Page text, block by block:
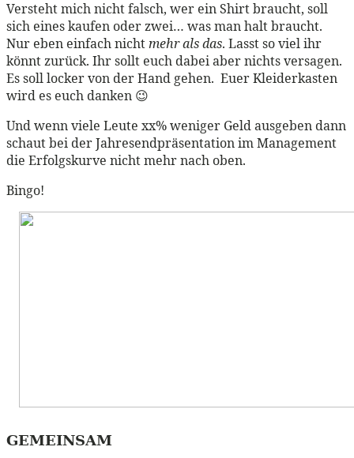
Versteht mich nicht falsch, wer ein Shirt braucht, soll
sich eines kaufen oder zwei… was man halt braucht.
Nur eben einfach nichtmehr als das. Lasst so viel ihr
könnt zurück. Ihr sollt euch dabei aber nichts versagen.
Es soll locker von der Hand gehen. Euer Kleiderkasten
wird es euch danken 😉
Und wenn viele Leute xx% weniger Geld ausgeben dann
schaut bei der Jahresendpräsentation im Management
die Erfolgskurve nicht mehr nach oben.
Bingo!
GEMEINSAM